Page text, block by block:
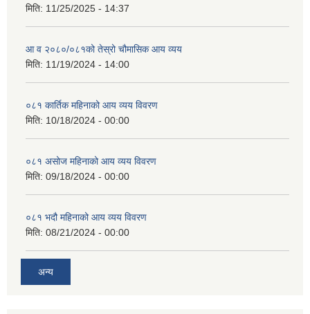
मिति: 11/25/2025 - 14:37
आ व २०८०/०८१को तेस्रो चौमासिक आय व्यय
मिति: 11/19/2024 - 14:00
०८१ कार्तिक महिनाको आय व्यय विवरण
मिति: 10/18/2024 - 00:00
०८१ असोज महिनाको आय व्यय विवरण
मिति: 09/18/2024 - 00:00
०८१ भदौ महिनाको आय व्यय विवरण
मिति: 08/21/2024 - 00:00
अन्य